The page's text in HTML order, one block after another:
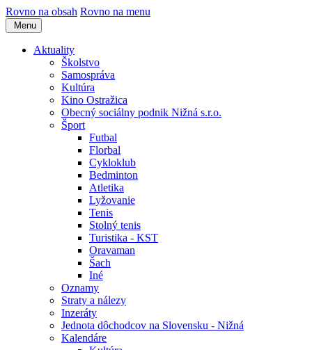
Rovno na obsah Rovno na menu
Menu
Aktuality
Školstvo
Samospráva
Kultúra
Kino Ostražica
Obecný sociálny podnik Nižná s.r.o.
Šport
Futbal
Florbal
Cykloklub
Bedminton
Atletika
Lyžovanie
Tenis
Stolný tenis
Turistika - KST
Oravaman
Šach
Iné
Oznamy
Straty a nálezy
Inzeráty
Jednota dôchodcov na Slovensku - Nižná
Kalendáre